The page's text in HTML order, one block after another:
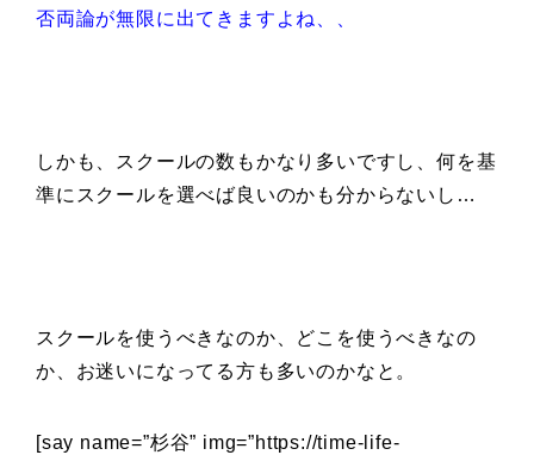
否両論が無限に出てきますよね、、
しかも、スクールの数もかなり多いですし、何を基
準にスクールを選べば良いのかも分からないし…
スクールを使うべきなのか、どこを使うべきなの
か、お迷いになってる方も多いのかなと。
[say name=”杉谷” img=”https://time-life-